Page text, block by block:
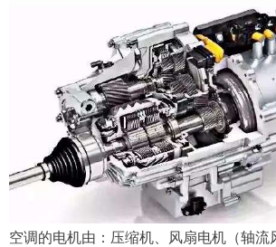
空调的电机由：压缩机、风扇电机（轴流